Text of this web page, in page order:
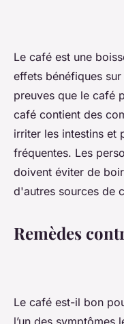
Le café est une
effets bénéfiques
preuves que le café
café contient des
irriter les intestins et
fréquentes. Les
doivent éviter de
d'autres sources de
Remèdes
Le café est-il bon